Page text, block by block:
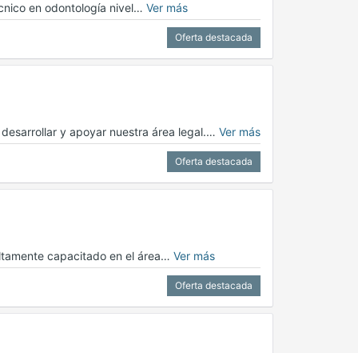
en odontología nivel… Ver más
Oferta destacada
y apoyar nuestra área legal.… Ver más
Oferta destacada
capacitado en el área… Ver más
Oferta destacada